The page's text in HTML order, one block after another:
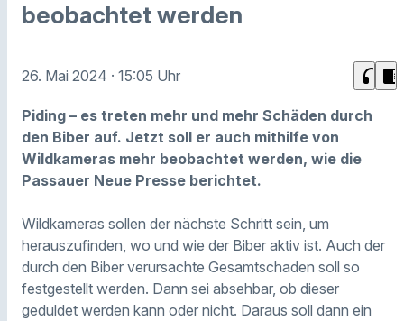
beobachtet werden
26. Mai 2024 · 15:05 Uhr headphones chrome_reader_mode
Piding – es treten mehr und mehr Schäden durch
den Biber auf. Jetzt soll er auch mithilfe von
Wildkameras mehr beobachtet werden, wie die
Passauer Neue Presse berichtet.
Wildkameras sollen der nächste Schritt sein, um
herauszufinden, wo und wie der Biber aktiv ist. Auch der
durch den Biber verursachte Gesamtschaden soll so
festgestellt werden. Dann sei absehbar, ob dieser
geduldet werden kann oder nicht. Daraus soll dann ein